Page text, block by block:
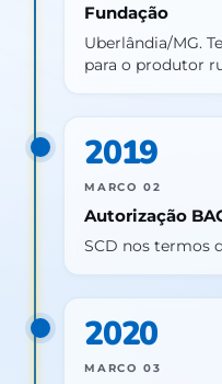
Fundação
Uberlândia/MG.
para o produtor
2019
MARCO 02
Autorização
SCD nos termos
2020
MARCO 03